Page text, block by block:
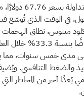
تتبوأ شركة
في الوقت الذي تُوسّع
ميثوس، نطاق الهجمات
سهم الشركة انخفاضًا
75.3% على مدى خمس
والضغط التنافسي.
بُعدًا آخر من المخاطر